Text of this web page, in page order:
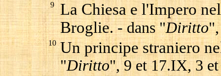
9
La Chiesa e l'Impero
Broglie. - dans "Diritto
10 Un principe straniero
"Diritto", 9 et 17.IX, 3